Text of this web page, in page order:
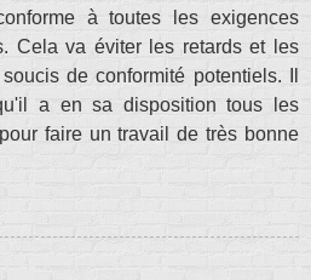
à toutes les exigences
Cela va éviter les retards et les
de conformité potentiels. Il
a en sa disposition tous les
faire un travail de très bonne